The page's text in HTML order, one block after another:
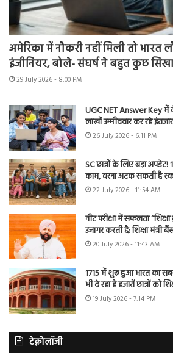
अमेरिका में नौकरी नहीं मिली तो भारत
इंजीनियर, बोले- संघर्ष ने बहुत कुछ
29 July 2026 - 8:00 PM
UGC NET Answer Key में
लाखों उम्मीदवार कर रहे इंतजार
26 July 2026 - 6:11 PM
SC छात्रों के लिए बड़ा
काम, वरना अटक सकती है
22 July 2026 - 11:54 AM
नीट परीक्षा में सफलता
उजागर करती है: शिक्षा मंत्री
20 July 2026 - 11:43 AM
1715 में शुरू हुआ भारत का
भी दे रहा है हजारों छात्रों को
19 July 2026 - 7:14 PM
टेक्नोलॉजी